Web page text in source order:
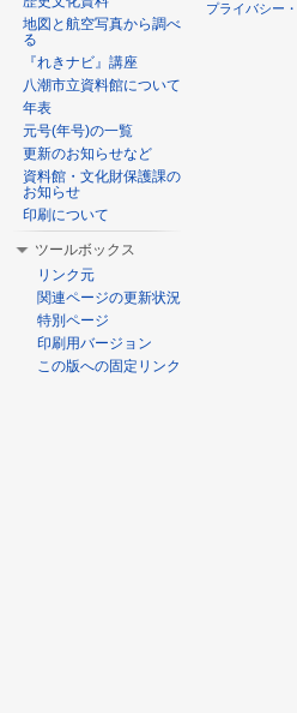
地図と航空写真から調べ
る
『れきナビ』講座
八潮市立資料館について
年表
元号(年号)の一覧
更新のお知らせなど
資料館・文化財保護課の
お知らせ
印刷について
ツールボックス
リンク元
関連ページの更新状況
特別ページ
印刷用バージョン
この版への固定リンク
プライバシー